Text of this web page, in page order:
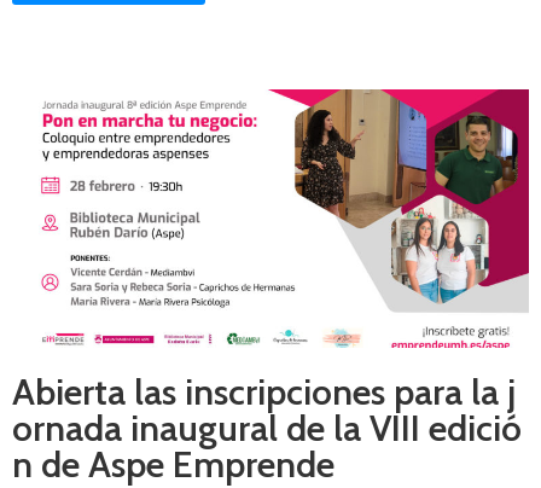
Abierta las inscripciones para la j
ornada inaugural de la VIII edició
n de Aspe Emprende